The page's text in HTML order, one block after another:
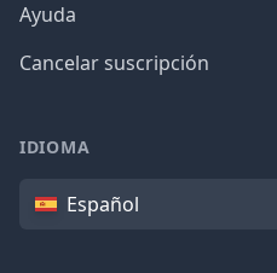
Ayuda
Cancelar suscripción
IDIOMA
IdiomaEspañol